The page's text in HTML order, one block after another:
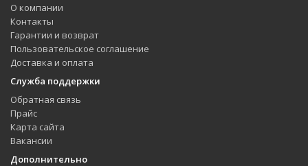
О компании
Контакты
Гарантии и возврат
Пользовательское соглашение
Доставка и оплата
Служба поддержки
Обратная связь
Прайс
Карта сайта
Вакансии
Дополнительно